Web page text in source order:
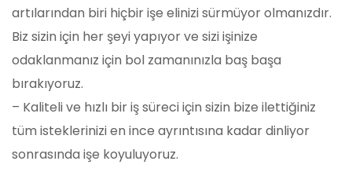
artılarından biri hiçbir işe elinizi sürmüyor olmanızdır.
Biz sizin için her şeyi yapıyor ve sizi işinize
odaklanmanız için bol zamanınızla baş başa
bırakıyoruz.
– Kaliteli ve hızlı bir iş süreci için sizin bize ilettiğiniz
tüm isteklerinizi en ince ayrıntısına kadar dinliyor
sonrasında işe koyuluyoruz.